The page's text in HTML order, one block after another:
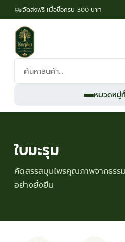
จัดส่งฟรี เมื่อซื้อครบ 300 บาท
ค้นหา
สินค้า:
หมวดหมู่
ใบมะรุม
คัดสรรสมุนไพรคุณภาพจากธรร
อย่างยั่งยืน